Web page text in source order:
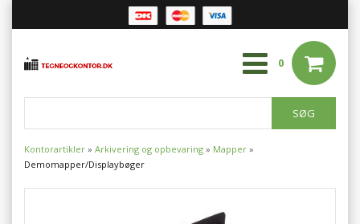
0
Kontorartikler » Arkivering og opbevaring » Mapper »
Demomapper/Displaybøger